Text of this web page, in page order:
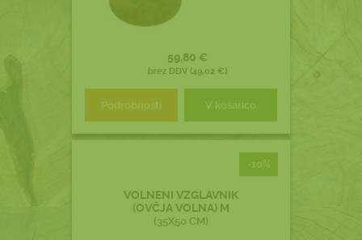
59,80 €
brez DDV (49,02 €)
Podrobnosti V košarico
-10%
VOLNENI VZGLAVNIK
(OVČJA VOLNA) M
(35X50 CM)